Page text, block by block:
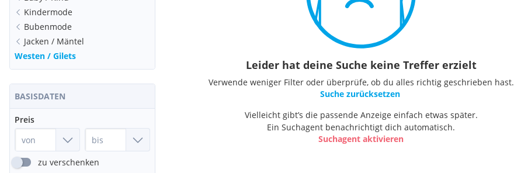
Kindermode
Bubenmode
Jacken / Mäntel
Westen / Gilets
BASISDATEN
Preis
zu verschenken
Leider hat deine Suche keine Treffer erzielt
Verwende weniger Filter oder überprüfe, ob du alles richtig geschrieben hast.
Suche zurücksetzen
Vielleicht gibt’s die passende Anzeige einfach etwas später.
Ein Suchagent benachrichtigt dich automatisch.
Suchagent aktivieren